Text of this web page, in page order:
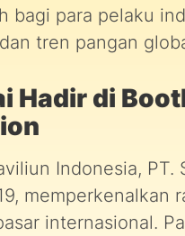
bagi para pelaku
tren pangan
Hadir di
Indonesia, PT.
memperkenalkan
internasional.